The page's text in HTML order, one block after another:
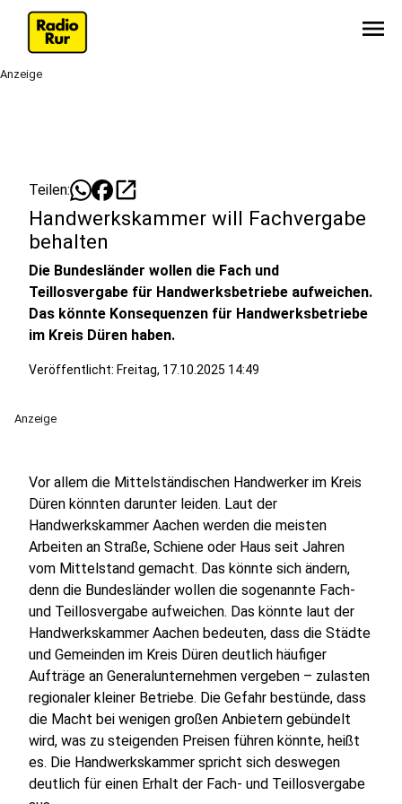
menu
Anzeige
Teilen: open_in_new
Handwerkskammer will Fachvergabe
behalten
Die Bundesländer wollen die Fach und
Teillosvergabe für Handwerksbetriebe aufweichen.
Das könnte Konsequenzen für Handwerksbetriebe
im Kreis Düren haben.
Veröffentlicht: Freitag, 17.10.2025 14:49
Anzeige
Vor allem die Mittelständischen Handwerker im Kreis
Düren könnten darunter leiden. Laut der
Handwerkskammer Aachen werden die meisten
Arbeiten an Straße, Schiene oder Haus seit Jahren
vom Mittelstand gemacht. Das könnte sich ändern,
denn die Bundesländer wollen die sogenannte Fach-
und Teillosvergabe aufweichen. Das könnte laut der
Handwerkskammer Aachen bedeuten, dass die Städte
und Gemeinden im Kreis Düren deutlich häufiger
Aufträge an Generalunternehmen vergeben – zulasten
regionaler kleiner Betriebe. Die Gefahr bestünde, dass
die Macht bei wenigen großen Anbietern gebündelt
wird, was zu steigenden Preisen führen könnte, heißt
es. Die Handwerkskammer spricht sich deswegen
deutlich für einen Erhalt der Fach- und Teillosvergabe